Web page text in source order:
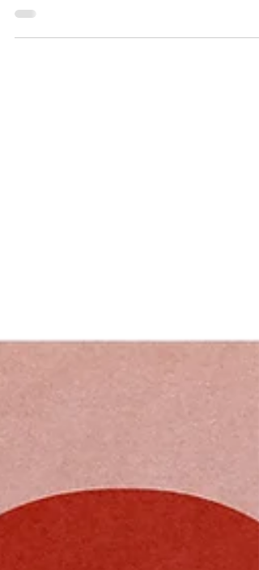
(https://servizi.lavoro.gov.it), è stata
attivata la nuova...